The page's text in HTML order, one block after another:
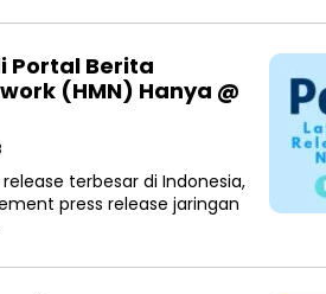
Portal Berita
(HMN) Hanya @
terbesar di Indonesia,
press release jaringan